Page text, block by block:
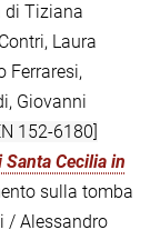
di Tiziana
Laura
Ferraresi,
Giovanni
152-6180]
Cecilia in
sulla tomba
/ Alessandro